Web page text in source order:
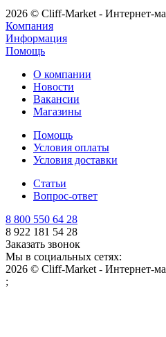
2026 © Cliff-Market - Интернет-
Компания
Информация
Помощь
О компании
Новости
Вакансии
Магазины
Помощь
Условия оплаты
Условия доставки
Статьи
Вопрос-ответ
8 800 550 64 28
8 922 181 54 28
Заказать звонок
Мы в социальных сетях:
2026 © Cliff-Market - Интернет-
;